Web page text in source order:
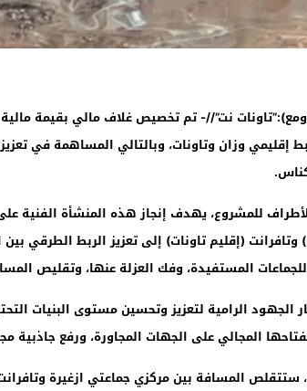
إقليمي وزان وتاونات، وبالتالي المساهمة في
للمشروع، يهدف إنجاز هذه المنشأة الفنية
(إقليم تاونات) إلى تعزيز الربط الطرقي
المستفيدة، وفك العزلة عنها، وتقليص
الجهود الرامية لتعزيز وتحسين مستوى البنيات
المجالي على الجهات المجاورة، ورفع جاذبية